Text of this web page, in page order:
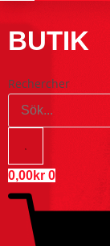
BUTIK
Rechercher
0,00kr 0